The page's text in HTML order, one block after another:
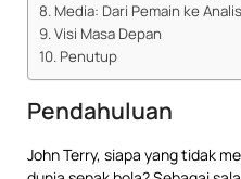
Media: Dari Pemain ke Analis
Visi Masa Depan
Penutup
Pendahuluan
John Terry, siapa yang tidak